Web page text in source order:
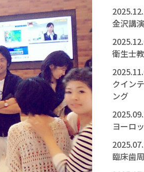
金沢講演
衛生士
クイン
ング
ヨーロ
臨床歯